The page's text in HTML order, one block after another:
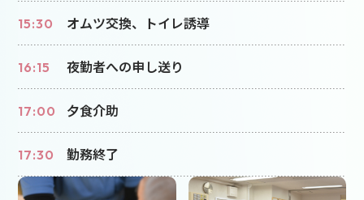
15:30 オムツ交換、トイレ誘導
16:15 夜勤者への申し送り
17:00 夕食介助
17:30 勤務終了